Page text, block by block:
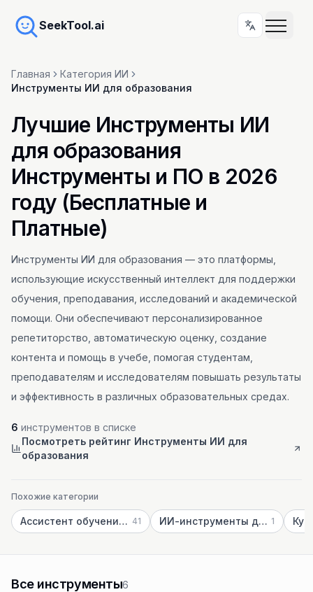
SeekTool.ai
Главная
Категория ИИ
Инструменты ИИ для образования
Лучшие Инструменты ИИ
для образования
Инструменты и ПО в 2026
году (Бесплатные и
Платные)
Инструменты ИИ для образования — это платформы,
использующие искусственный интеллект для поддержки
обучения, преподавания, исследований и академической
помощи. Они обеспечивают персонализированное
репетиторство, автоматическую оценку, создание
контента и помощь в учебе, помогая студентам,
преподавателям и исследователям повышать результаты
и эффективность в различных образовательных средах.
6 инструментов в списке
Посмотреть рейтинг Инструменты ИИ для
образования
Похожие категории
Ассистент обучения ИИ 41 ИИ-инструменты для учащихся 1
Все инструменты6